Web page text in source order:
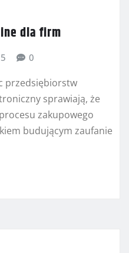
dla firm
0
przedsiębiorstw
sprawiają, że
zakupowego
budującym zaufanie